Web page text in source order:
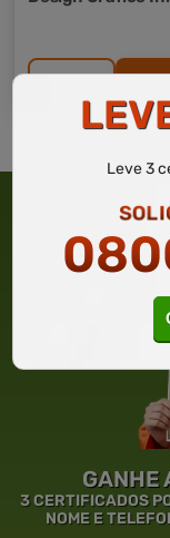
DETALHES
GANHE
3 CERTIFICADOS
NOME E
Leve 3